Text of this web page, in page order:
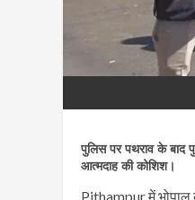
पुलिस पर पथराव के बाद
आत्मदाह की कोशिश।
Pithampur में भोपाल